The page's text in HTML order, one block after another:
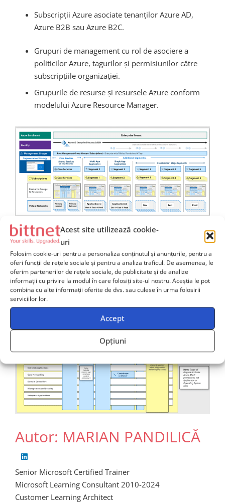
Acest site utilizează cookie-
uri
Folosim cookie-uri pentru a personaliza conținutul și anunțurile, pentru a
oferi funcții de rețele sociale și pentru a analiza traficul. De asemenea, le
oferim partenerilor de rețele sociale, de publicitate și de analize
informații cu privire la modul în care folosiți site-ul nostru. Aceștia le pot
combina cu alte informații oferite de dvs. sau culese în urma folosirii
serviciilor lor.
Accept
Opțiuni
Subscripții Azure asociate tenanților Azure AD,
Azure B2B sau Azure B2C.
Grupuri de management cu rol de asociere a
politicilor Azure, tagurilor și permisiunilor către
subscripțiile organizației.
Grupurile de resurse și resursele Azure conform
modelului Azure Resource Manager.
La finalul acestui articol vă invit să consultați o
prezentare extinsă a informațiilor asociate topicurilor de
Azure Security Documentation
analizăm împreună un exemplu de utilizare a
permisiunilor, grupurilor de management și a grupurilor
de resurse într-o arhitectură de referință:
Autor: MARIAN PANDILICĂ
Senior Microsoft Certified Trainer
Microsoft Learning Consultant 2010-2024
Customer Learning Architect